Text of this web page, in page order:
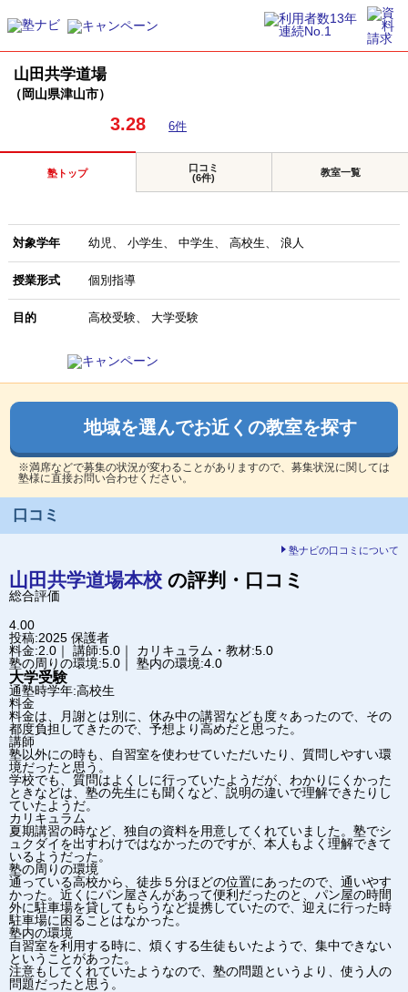
山田共学道場
（岡山県津山市）
3.28 6件
塾トップ
口コミ
(6件)
教室一覧
対象学年 幼児 小学生 中学生 高校生 浪人
授業形式 個別指導
目的 高校受験 大学受験
地域を選んでお近くの教室を探す
※満席などで募集の状況が変わることがありますので、募集状況に関しては
塾様に直接お問い合わせください。
口コミ
塾ナビの口コミについて
山田共学道場本校 の評判・口コミ
総合評価
4.00
投稿:2025 保護者
料金:2.0｜ 講師:5.0｜ カリキュラム・教材:5.0
塾の周りの環境:5.0｜ 塾内の環境:4.0
大学受験
通塾時学年:高校生
料金
料金は、月謝とは別に、休み中の講習なども度々あったので、その
都度負担してきたので、予想より高めだと思った。
講師
塾以外にの時も、自習室を使わせていただいたり、質問しやすい環
境だったと思う。
学校でも、質問はよくしに行っていたようだが、わかりにくかった
ときなどは、塾の先生にも聞くなど、説明の違いで理解できたりし
ていたようだ。
カリキュラム
夏期講習の時など、独自の資料を用意してくれていました。塾でシ
ュクダイを出すわけではなかったのですが、本人もよく理解できて
いるようだった。
塾の周りの環境
通っている高校から、徒歩５分ほどの位置にあったので、通いやす
かった。近くにパン屋さんがあって便利だったのと、パン屋の時間
外に駐車場を貸してもらうなど提携していたので、迎えに行った時
駐車場に困ることはなかった。
塾内の環境
自習室を利用する時に、煩くする生徒もいたようで、集中できない
ということがあった。
注意もしてくれていたようなので、塾の問題というより、使う人の
問題だったと思う。